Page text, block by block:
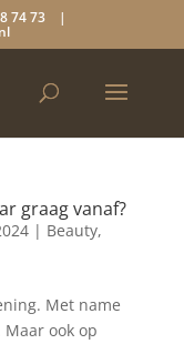
74 73 |
graag vanaf?
| Beauty,
Met name
ook op